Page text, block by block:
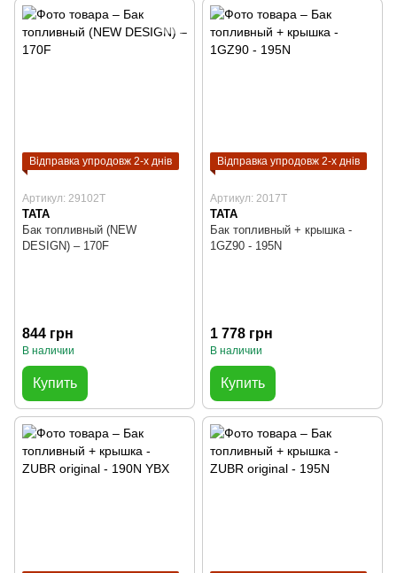
Відправка упродовж 2-х днів
Артикул: 29102T
TATA
Бак топливный (NEW
DESIGN) – 170F
844 грн
В наличии
Купить
Відправка упродовж 2-х днів
Артикул: 2017T
TATA
Бак топливный + крышка -
1GZ90 - 195N
1 778 грн
В наличии
Купить